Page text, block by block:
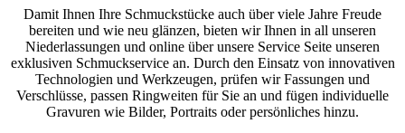
Damit Ihnen Ihre Schmuckstücke auch über viele Jahre Freude
bereiten und wie neu glänzen, bieten wir Ihnen in all unseren
Niederlassungen und online über unsere Service Seite unseren
exklusiven Schmuckservice an. Durch den Einsatz von innovativen
Technologien und Werkzeugen, prüfen wir Fassungen und
Verschlüsse, passen Ringweiten für Sie an und fügen individuelle
Gravuren wie Bilder, Portraits oder persönliches hinzu.